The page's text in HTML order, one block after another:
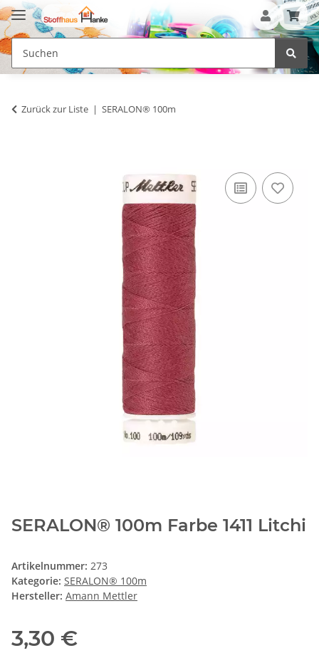
Zurück zur Liste SERALON® 100m
SERALON® 100m Farbe 1411 Litchi
Artikelnummer: 273
Kategorie: SERALON® 100m
Hersteller: Amann Mettler
3,30 €